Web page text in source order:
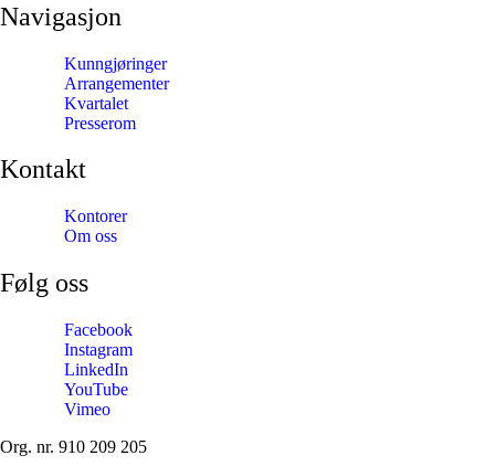
Navigasjon
Kunngjøringer
Arrangementer
Kvartalet
Presserom
Kontakt
Kontorer
Om oss
Følg oss
Facebook
Instagram
LinkedIn
YouTube
Vimeo
Org. nr. 910 209 205